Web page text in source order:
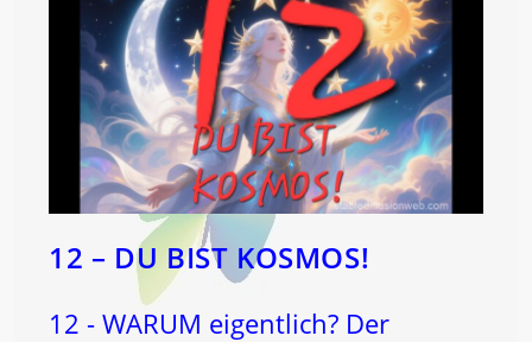
12 – DU BIST KOSMOS!
12 - WARUM eigentlich? Der